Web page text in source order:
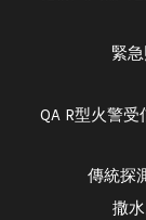
緊
QA R型火警
傳統探
撒